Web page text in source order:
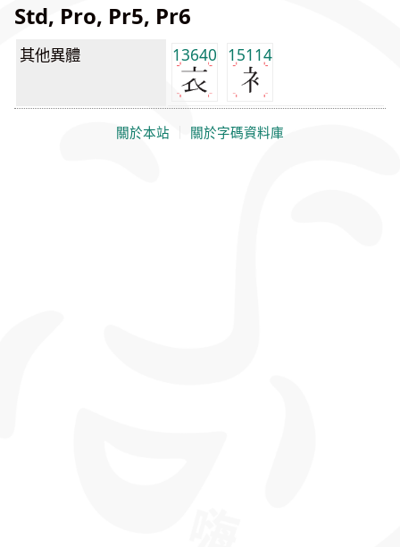
Std, Pro, Pr5, Pr6
其他異體 13640 15114
關於本站 關於字碼資料庫